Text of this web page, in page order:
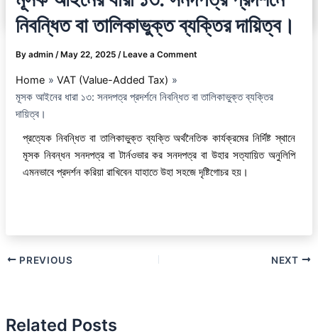
নিবন্ধিত বা তালিকাভুক্ত ব্যক্তির দায়িত্ব।
Byadmin/ May 22, 2025/ Leave a Comment
Home
VAT (Value-Added Tax)
মূসক আইনের ধারা ১৩: সনদপত্র প্রদর্শনে নিবন্ধিত বা তালিকাভুক্ত ব্যক্তির
দায়িত্ব।
প্রত্যেক নিবন্ধিত বা তালিকাভুক্ত ব্যক্তি অর্থনৈতিক কার্যক্রমের নির্দিষ্ট স্থানে
মূসক নিবন্ধন সনদপত্র বা টার্নওভার কর সনদপত্র বা উহার সত্যায়িত অনুলিপি
এমনভাবে প্রদর্শন করিয়া রাখিবেন যাহাতে উহা সহজে দৃষ্টিগোচর হয়।
PREVIOUS NEXT
Related Posts